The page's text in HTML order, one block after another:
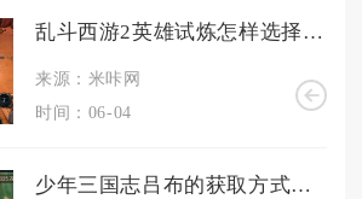
乱斗西游2英雄试炼怎样选择英雄阵容
来源：米咔网
时间：06-04
少年三国志吕布的获取方式是什么